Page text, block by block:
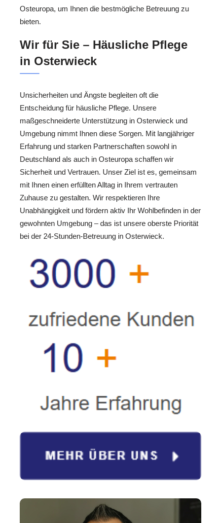
Osteuropa, um Ihnen die bestmögliche Betreuung zu
bieten.
Wir für Sie – Häusliche Pflege
in Osterwieck
Unsicherheiten und Ängste begleiten oft die
Entscheidung für häusliche Pflege. Unsere
maßgeschneiderte Unterstützung in Osterwieck und
Umgebung nimmt Ihnen diese Sorgen. Mit langjähriger
Erfahrung und starken Partnerschaften sowohl in
Deutschland als auch in Osteuropa schaffen wir
Sicherheit und Vertrauen. Unser Ziel ist es, gemeinsam
mit Ihnen einen erfüllten Alltag in Ihrem vertrauten
Zuhause zu gestalten. Wir respektieren Ihre
Unabhängigkeit und fördern aktiv Ihr Wohlbefinden in der
gewohnten Umgebung – das ist unsere oberste Priorität
bei der 24-Stunden-Betreuung in Osterwieck.